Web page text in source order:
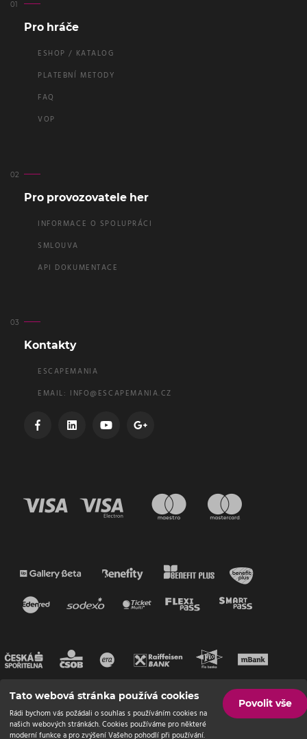
Pro hráče
ESHOP / KATALOG
PLATEBNÍ METODY
FAQ
VOP
Pro provozovatele her
INFORMACE O SPOLUPRÁCI
SMLOUVA
API DOKUMENTACE
Kontakty
ESCAPEMANIA
EMAIL: INFO@ESCAPEMANIA.CZ
Tato webová stránka používá cookies
Rádi bychom vás požádali o souhlas s používáním cookies na
našich webových stránkách. Cookies používáme pro některé
moderní funkce a pro zvýšení Vašeho pohodlí při používání.
Povolit vše